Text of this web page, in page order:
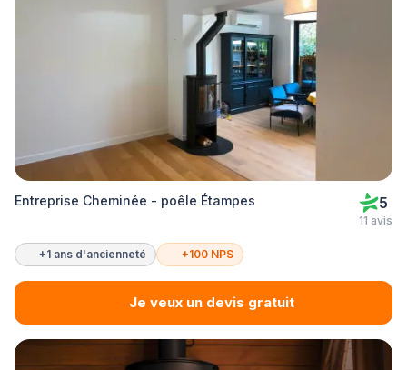
Entreprise Cheminée - poêle Étampes 5
11 avis
+1 ans d'ancienneté +100 NPS
Je veux un devis gratuit